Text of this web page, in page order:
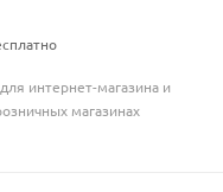
интернет-магазина и
магазинах